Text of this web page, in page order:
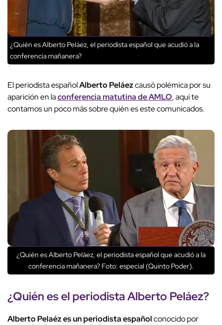
¿Quién es Alberto Peláez, el periodista español que acudió a la
conferencia mañanera?
El periodista españolAlberto Peláezcausó polémica por su
aparición en laconferencia matutina de AMLO, aquí te
contamos un poco más sobre quién es este comunicados.
¿Quién es Alberto Peláez, el periodista español que acudió a la
conferencia mañanera? Foto: especial (Quinto Poder).
¿Quién es el periodista Alberto Peláez?
Alberto Pelaéz es un periodista españolconocido por